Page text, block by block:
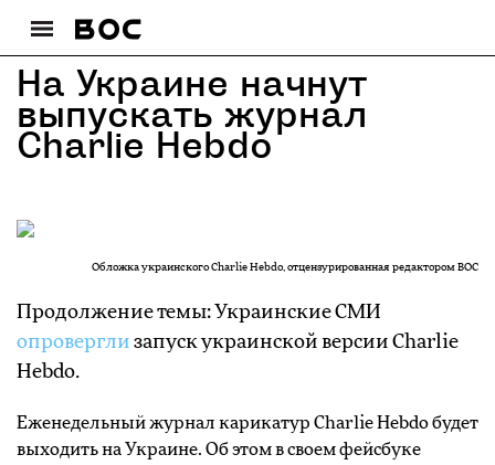
На Украине начнут
выпускать журнал
Charlie Hebdo
Обложка украинского Charlie Hebdo, отцензурированная редактором ВОС
Продолжение темы: Украинские СМИ
опровергли запуск украинской версии Charlie
Hebdo.
Еженедельный журнал карикатур Charlie Hebdo будет
выходить на Украине. Об этом в своем фейсбуке